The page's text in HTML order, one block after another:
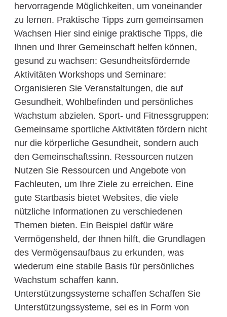
hervorragende Möglichkeiten, um voneinander
zu lernen. Praktische Tipps zum gemeinsamen
Wachsen Hier sind einige praktische Tipps, die
Ihnen und Ihrer Gemeinschaft helfen können,
gesund zu wachsen: Gesundheitsfördernde
Aktivitäten Workshops und Seminare:
Organisieren Sie Veranstaltungen, die auf
Gesundheit, Wohlbefinden und persönliches
Wachstum abzielen. Sport- und Fitnessgruppen:
Gemeinsame sportliche Aktivitäten fördern nicht
nur die körperliche Gesundheit, sondern auch
den Gemeinschaftssinn. Ressourcen nutzen
Nutzen Sie Ressourcen und Angebote von
Fachleuten, um Ihre Ziele zu erreichen. Eine
gute Startbasis bietet Websites, die viele
nützliche Informationen zu verschiedenen
Themen bieten. Ein Beispiel dafür wäre
Vermögensheld, der Ihnen hilft, die Grundlagen
des Vermögensaufbaus zu erkunden, was
wiederum eine stabile Basis für persönliches
Wachstum schaffen kann.
Unterstützungssysteme schaffen Schaffen Sie
Unterstützungssysteme, sei es in Form von